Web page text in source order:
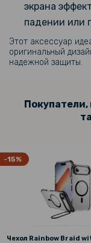
экрана
падении или
Этот аксессуар
оригинальный
надежной защиты.
Покупатели,
-15%
Чехол Rainbow Braid